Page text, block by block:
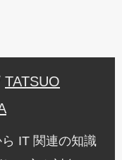
TATSUO
ら IT 関連の知識